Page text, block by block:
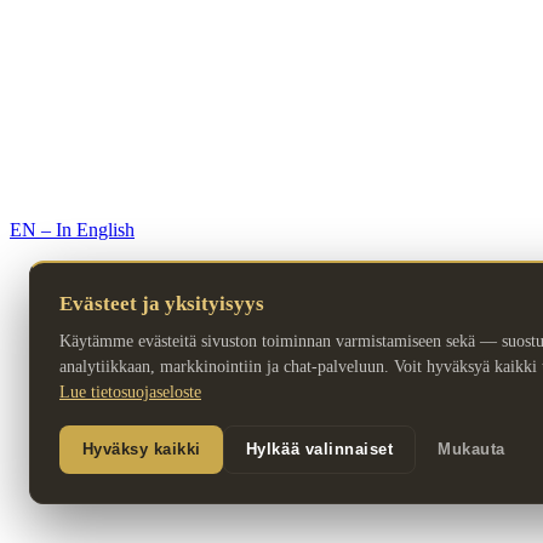
EN – In English
Evästeet ja yksityisyys
Käytämme evästeitä sivuston toiminnan varmistamiseen sekä —
analytiikkaan, markkinointiin ja chat-palveluun. Voit hyväksyä kaikki
Lue tietosuojaseloste
Hyväksy kaikki Hylkää valinnaiset Mukauta